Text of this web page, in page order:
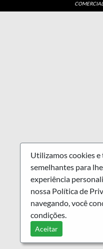
Utilizamos cookies
semelhantes para
experiência
nossa Política de
navegando, você
condições.
Aceitar